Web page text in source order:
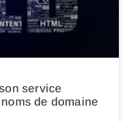
service
de domaine